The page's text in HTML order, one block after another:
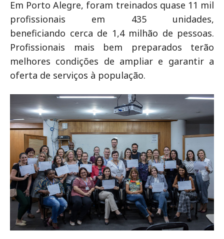
Em Porto Alegre, foram treinados quase 11 mil
profissionais em 435 unidades,
beneficiando cerca de 1,4 milhão de pessoas.
Profissionais mais bem preparados terão
melhores condições de ampliar e garantir a
oferta de serviços à população.